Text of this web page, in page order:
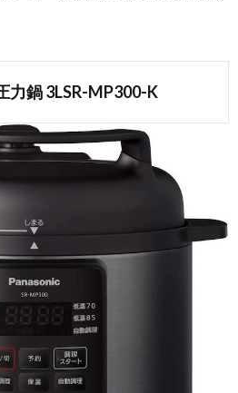
力鍋 3LSR-MP300-K